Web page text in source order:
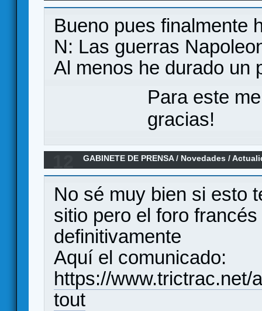
Bueno pues finalmente
N: Las guerras
Al menos he durado
Para este
gracias!
GABINETE DE PRENSA/ Novedades /
No sé muy bien si esto
sitio pero el foro
definitivamente
Aquí el comunicado:
https://
tout